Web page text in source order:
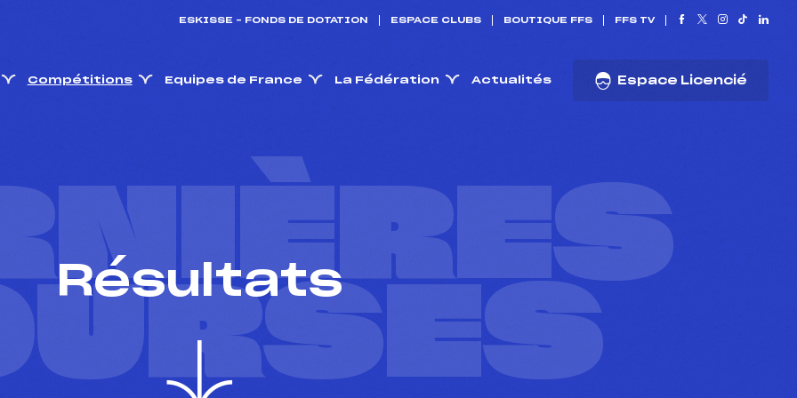
ESKISSE – FONDS DE DOTATION ESPACE CLUBS BOUTIQUE FFS FFS TV
Compétitions Equipes de France La Fédération Actualités Espace Licencié
Résultats